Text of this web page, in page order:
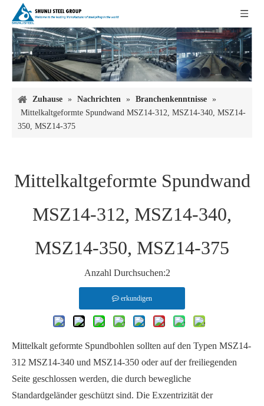
Zuhause » Nachrichten » Branchenkenntnisse »
Mittelkaltgeformte Spundwand MSZ14-312, MSZ14-340, MSZ14-
350, MSZ14-375
Mittelkaltgeformte Spundwand
MSZ14-312, MSZ14-340,
MSZ14-350, MSZ14-375
Anzahl Durchsuchen:2
erkundigen
Mittelkalt geformte Spundbohlen sollten auf den Typen MSZ14-
312 MSZ14-340 und MSZ14-350 oder auf der freiliegenden
Seite geschlossen werden, die durch bewegliche
Standardgeländer geschützt sind. Die Exzentrizität der